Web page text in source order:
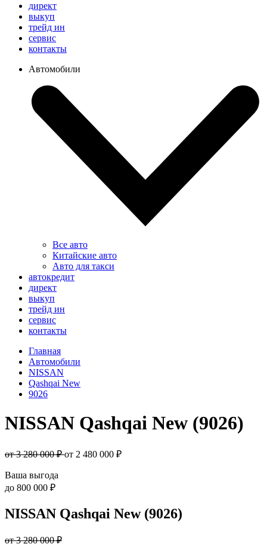
директ
выкуп
трейд ин
сервис
контакты
Автомобили
Все авто
Китайские авто
Авто для такси
автокредит
директ
выкуп
трейд ин
сервис
контакты
Главная
Автомобили
NISSAN
Qashqai New
9026
NISSAN Qashqai New (9026)
от 3 280 000 ₽от 2 480 000 ₽
Ваша выгода
до 800 000 ₽
NISSAN Qashqai New (9026)
от 3 280 000 ₽